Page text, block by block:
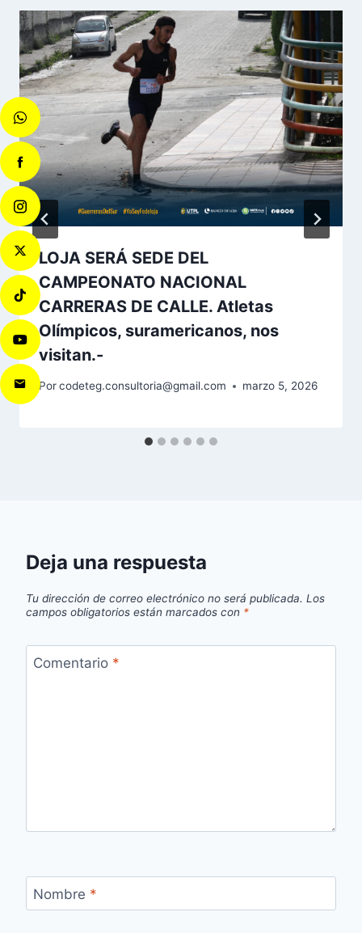
LOJA SERÁ SEDE DEL
CAMPEONATO NACIONAL
CARRERAS DE CALLE. Atletas
Olímpicos, suramericanos, nos
visitan.-
Porcodeteg.consultoria@gmail.com marzo 5, 2026
Deja una respuesta
Tu dirección de correo electrónico no será publicada. Los
campos obligatorios están marcados con *
Comentario *
Nombre *